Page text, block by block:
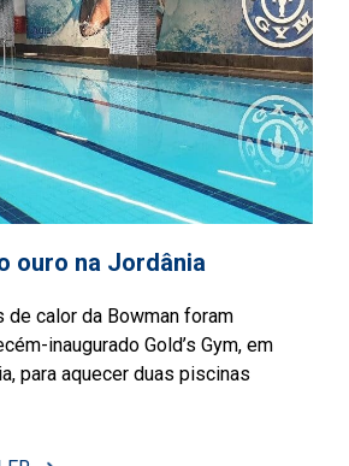
ouro na Jordânia
de calor da Bowman foram
inaugurado Gold’s Gym, em
para aquecer duas piscinas